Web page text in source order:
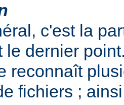
c'est la
le dernier
reconnaît
fichiers ;